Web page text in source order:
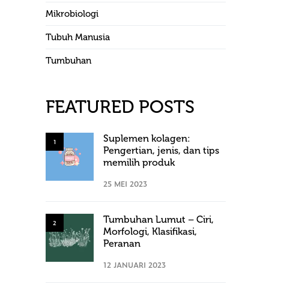
Mikrobiologi
Tubuh Manusia
Tumbuhan
FEATURED POSTS
1
Suplemen kolagen:
Pengertian, jenis, dan tips
memilih produk
25 MEI 2023
2
Tumbuhan Lumut – Ciri,
Morfologi, Klasifikasi,
Peranan
12 JANUARI 2023